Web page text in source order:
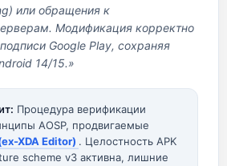
или обращения к
Модификация корректно
Google Play, сохраняя
14/15.»
Процедура верификации
AOSP, продвигаемые
XDA Editor) . Целостность APK
scheme v3 активна, лишние